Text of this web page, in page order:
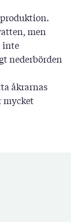
men
inte
nederbörden
åkrarnas
mycket